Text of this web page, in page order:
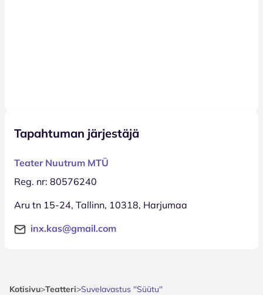
Tapahtuman järjestäjä
Teater Nuutrum MTÜ
Reg. nr: 80576240
Aru tn 15-24, Tallinn, 10318, Harjumaa
inx.kas@gmail.com
Kotisivu>Teatteri>Suvelavastus ''Süütu''